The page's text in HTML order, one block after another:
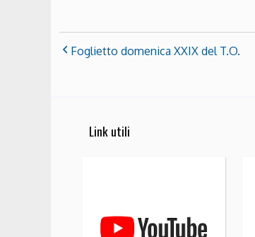
Foglietto domenica XXIX del T.O.
Link utili